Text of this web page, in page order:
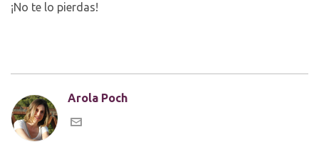
¡No te lo pierdas!
Arola Poch